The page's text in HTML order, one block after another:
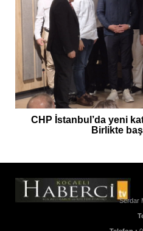
CHP İstanbul’da yeni
Birlikte
Serdar